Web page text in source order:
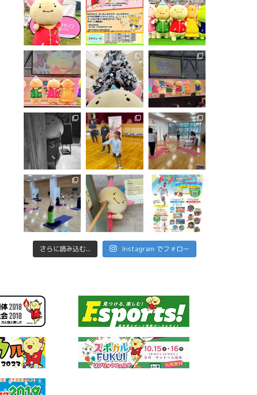
さらに読み込む... Instagram でフォロー